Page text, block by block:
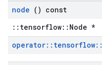
node () const
::tensorflow::Node *
operator:: tensorflow::